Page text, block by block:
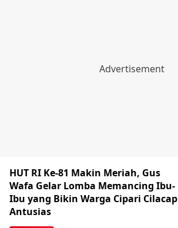
HUT RI Ke-81 Makin Meriah, Gus
Wafa Gelar Lomba Memancing Ibu-
Ibu yang Bikin Warga Cipari Cilacap
Antusias